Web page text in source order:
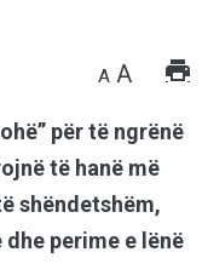
A A
për të ngrënë
të hanë më
shëndetshëm,
perime e lënë